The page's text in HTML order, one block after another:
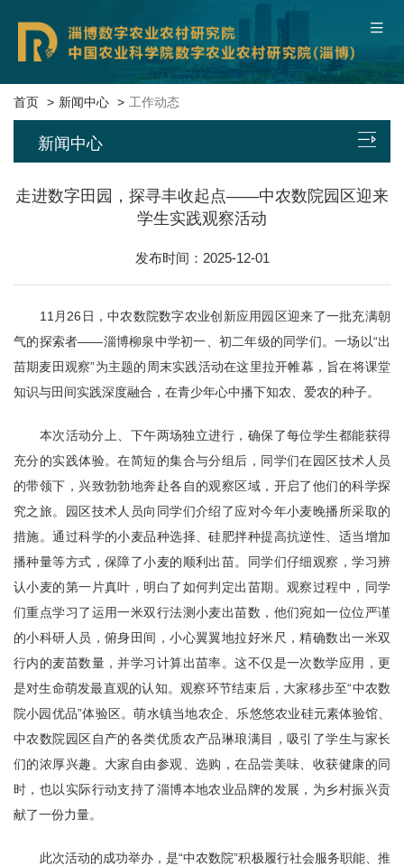
中国农业科学院
本院概况
新闻中心
平台基地
科技成果
数字服务
党建文化
首页 新闻中心 工作动态
新闻中心
走进数字田园，探寻丰收起点——中农数院园区迎来
学生实践观察活动
发布时间：2025-12-01
11月26日，中农数院数字农业创新应用园区迎来了一批充满朝
气的探索者——淄博柳泉中学初一、初二年级的同学们。一场以“出
苗期麦田观察”为主题的周末实践活动在这里拉开帷幕，旨在将课堂
知识与田间实践深度融合，在青少年心中播下知农、爱农的种子。
本次活动分上、下午两场独立进行，确保了每位学生都能获得
充分的实践体验。在简短的集合与分组后，同学们在园区技术人员
的带领下，兴致勃勃地奔赴各自的观察区域，开启了他们的科学探
究之旅。园区技术人员向同学们介绍了应对今年小麦晚播所采取的
措施。通过科学的小麦品种选择、硅肥拌种提高抗逆性、适当增加
播种量等方式，保障了小麦的顺利出苗。同学们仔细观察，学习辨
认小麦的第一片真叶，明白了如何判定出苗期。观察过程中，同学
们重点学习了运用一米双行法测小麦出苗数，他们宛如一位位严谨
的小科研人员，俯身田间，小心翼翼地拉好米尺，精确数出一米双
行内的麦苗数量，并学习计算出苗率。这不仅是一次数学应用，更
是对生命萌发最直观的认知。观察环节结束后，大家移步至“中农数
院小园优品”体验区。萌水镇当地农企、乐悠悠农业硅元素体验馆、
中农数院园区自产的各类优质农产品琳琅满目，吸引了学生与家长
们的浓厚兴趣。大家自由参观、选购，在品尝美味、收获健康的同
时，也以实际行动支持了淄博本地农业品牌的发展，为乡村振兴贡
献了一份力量。
此次活动的成功举办，是“中农数院”积极履行社会服务职能、推